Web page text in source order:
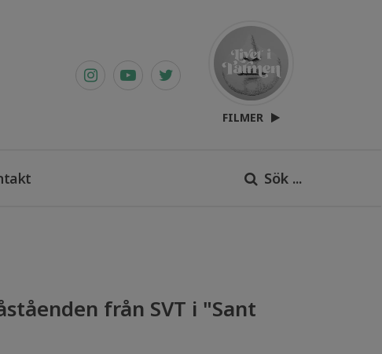
FILMER
Sök ...
från SVT i "Sant